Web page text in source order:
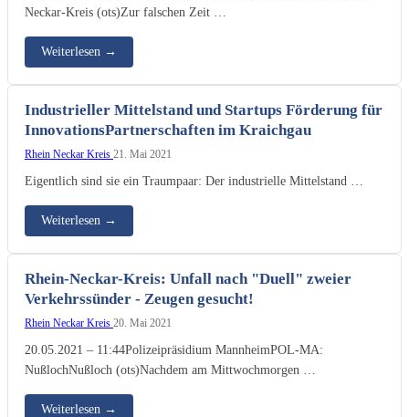
Neckar-Kreis (ots)Zur falschen Zeit …
Weiterlesen →
Industrieller Mittelstand und Startups Förderung für
InnovationsPartnerschaften im Kraichgau
Rhein Neckar Kreis 21. Mai 2021
Eigentlich sind sie ein Traumpaar: Der industrielle Mittelstand …
Weiterlesen →
Rhein-Neckar-Kreis: Unfall nach "Duell" zweier
Verkehrssünder - Zeugen gesucht!
Rhein Neckar Kreis 20. Mai 2021
20.05.2021 – 11:44Polizeipräsidium MannheimPOL-MA:
NußlochNußloch (ots)Nachdem am Mittwochmorgen …
Weiterlesen →